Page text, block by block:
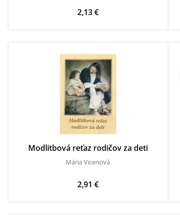
2,13 €
Modlitbová reťaz rodičov za deti
Mária Vicenová
2,91 €